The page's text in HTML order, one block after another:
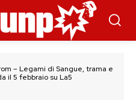
– Legami di Sangue, trama e
il 5 febbraio su La5